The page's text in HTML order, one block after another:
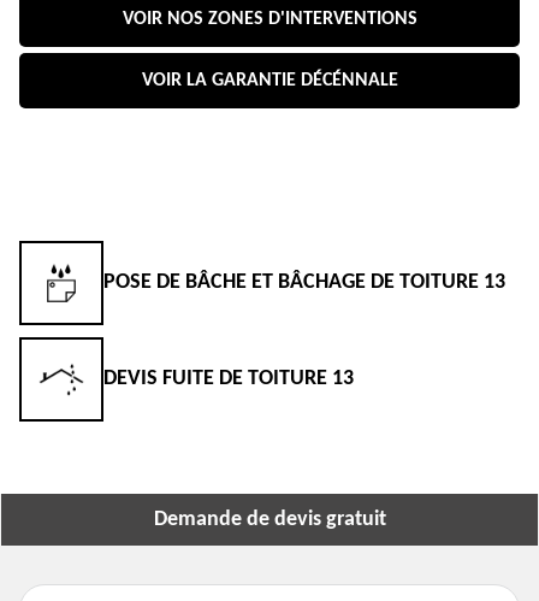
VOIR NOS ZONES D'INTERVENTIONS
VOIR LA GARANTIE DÉCÉNNALE
POSE DE BÂCHE ET BÂCHAGE DE TOITURE 13
DEVIS FUITE DE TOITURE 13
Demande de devis gratuit